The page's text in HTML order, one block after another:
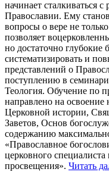
начинает сталкиваться
Православии. Ему
вопросы о вере не
позволяет
но достаточно глубокие
систематизировать и
представлений о
поступлению в
Теология. Обучение по
направлено на освоение
Церковной истории,
Заветов, Основ
содержанию
«Православное
церковного специалиста
просвещения». Читать